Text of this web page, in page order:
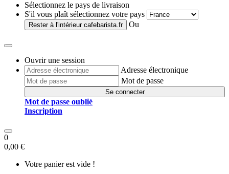
Sélectionnez le pays de livraison
S'il vous plaît sélectionnez votre pays
Rester à l'intérieur cafebarista.fr Ou
Ouvrir une session
Adresse électronique
Mot de passe
Se connecter
Mot de passe oublié
Inscription
0
0,00 €
Votre panier est vide !